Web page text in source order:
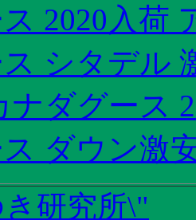
2020入荷
シタデル
ナダグース
ダウン激